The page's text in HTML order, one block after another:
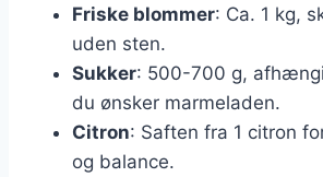
Friske blommer: Ca. 1 kg,
uden sten.
Sukker: 500-700 g,
du ønsker marmeladen.
Citron: Saften fra 1 citron
og balance.